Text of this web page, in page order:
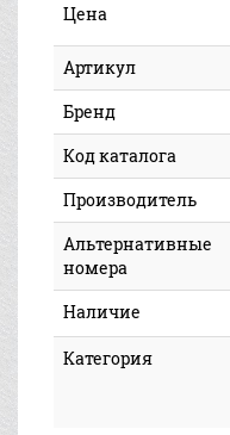
Цена
Артикул
Бренд
Код каталога
Производитель
Альтернативные
номера
Наличие
Категория